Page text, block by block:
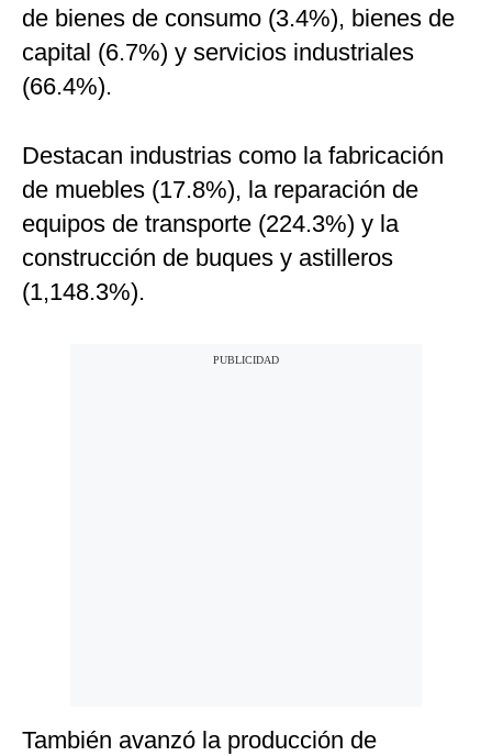
de bienes de consumo (3.4%), bienes de
capital (6.7%) y servicios industriales
(66.4%).
Destacan industrias como la fabricación
de muebles (17.8%), la reparación de
equipos de transporte (224.3%) y la
construcción de buques y astilleros
(1,148.3%).
También avanzó la producción de